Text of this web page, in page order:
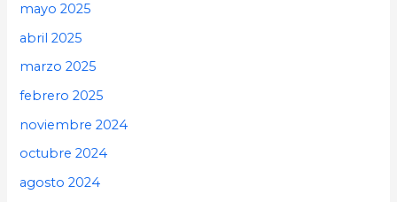
mayo 2025
abril 2025
marzo 2025
febrero 2025
noviembre 2024
octubre 2024
agosto 2024